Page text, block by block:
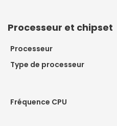
Processeur et chipset
Processeur
Type de processeur
Fréquence CPU